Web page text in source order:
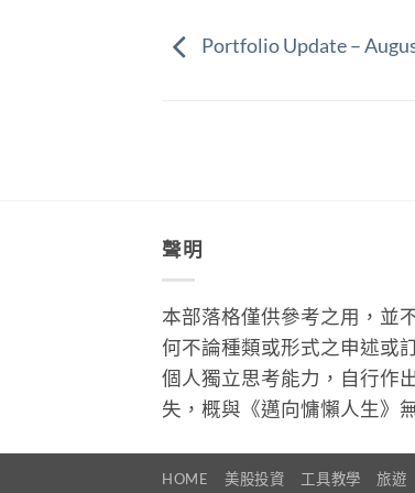
Portfolio Update –
聲明
本部落格僅供參考之用，並
何不論種類或形式之申述或
個人獨立思考能力，自行作
失，概與《邁向慵懶人生》
HOME 美股投資 工具教學 旅遊